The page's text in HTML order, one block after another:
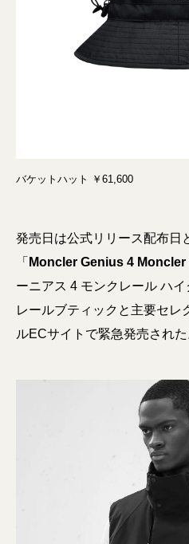
バケットハット ￥61,600
発売日は公式リリース配布日
「 Moncler Genius 4 Moncler
ーニアス 4 モンクレール ハ
レールブティックと主要セレ
ルECサイトで緊急発売された